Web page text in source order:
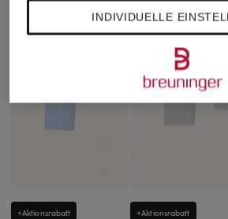
+Aktionsrabatt +Aktionsrabatt
INDIVIDUELLE